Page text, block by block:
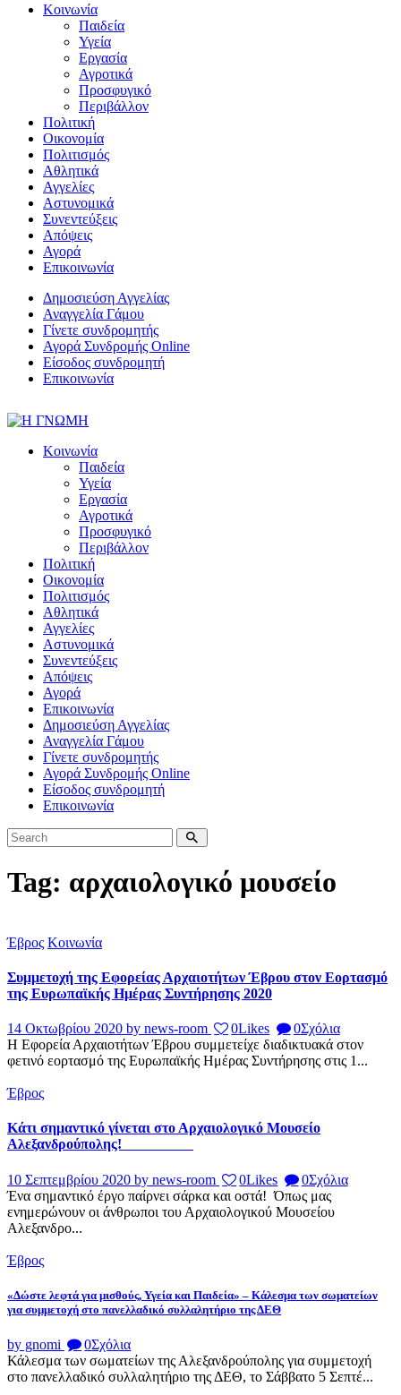
Κοινωνία
Παιδεία
Υγεία
Εργασία
Αγροτικά
Προσφυγικό
Περιβάλλον
Πολιτική
Οικονομία
Πολιτισμός
Αθλητικά
Αγγελίες
Αστυνομικά
Συνεντεύξεις
Απόψεις
Αγορά
Επικοινωνία
Δημοσιεύση Αγγελίας
Αναγγελία Γάμου
Γίνετε συνδρομητής
Αγορά Συνδρομής Online
Είσοδος συνδρομητή
Επικοινωνία
Κοινωνία
Παιδεία
Υγεία
Εργασία
Αγροτικά
Προσφυγικό
Περιβάλλον
Πολιτική
Οικονομία
Πολιτισμός
Αθλητικά
Αγγελίες
Αστυνομικά
Συνεντεύξεις
Απόψεις
Αγορά
Επικοινωνία
Δημοσιεύση Αγγελίας
Αναγγελία Γάμου
Γίνετε συνδρομητής
Αγορά Συνδρομής Online
Είσοδος συνδρομητή
Επικοινωνία
Tag: αρχαιολογικό μουσείο
Έβρος Κοινωνία
Συμμετοχή της Εφορείας Αρχαιοτήτων Έβρου στον Εορτασμό
της Ευρωπαϊκής Ημέρας Συντήρησης 2020
14 Οκτωβρίου 2020 by news-room 0Likes 0Σχόλια
Η Εφορεία Αρχαιοτήτων Έβρου συμμετείχε διαδικτυακά​ στον
φετινό εορτασμό της Ευρωπαϊκής Ημέρας Συντήρησης​ στις 1...
Έβρος
Κάτι σημαντικό γίνεται στο Αρχαιολογικό Μουσείο
Αλεξανδρούπολης!
10 Σεπτεμβρίου 2020 by news-room 0Likes 0Σχόλια
Ένα σημαντικό έργο παίρνει σάρκα και οστά! Όπως μας
ενημερώνουν οι άνθρωποι του Αρχαιολογικού Μουσείου
Αλεξανδρο...
Έβρος
«Δώστε λεφτά για μισθούς, Υγεία και Παιδεία» – Κάλεσμα των σωματείων
για συμμετοχή στο πανελλαδικό συλλαλητήριο της ΔΕΘ
by gnomi 0Σχόλια
Κάλεσμα των σωματείων της Αλεξανδρούπολης για συμμετοχή
στο πανελλαδικό συλλαλητήριο της ΔΕΘ, το Σάββατο 5 Σεπτέ...